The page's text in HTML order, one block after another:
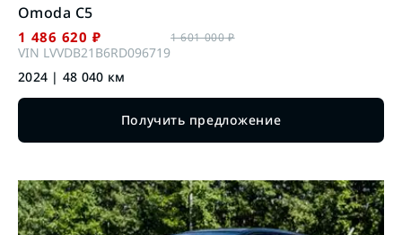
Omoda C5
1 486 620 ₽
VIN LVVDB21B6RD096719
1 601 000₽
2024 | 48 040 км
Получить предложение